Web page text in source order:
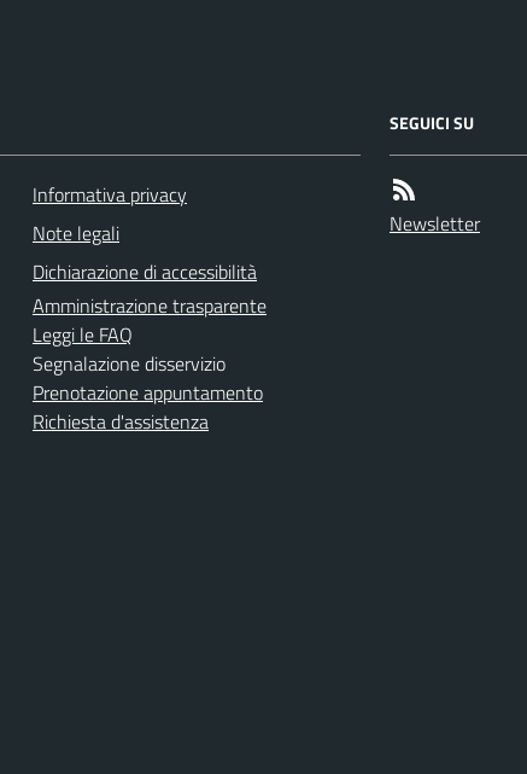
Informativa privacy
Note legali
Dichiarazione di accessibilità
Amministrazione trasparente
Leggi le FAQ
Segnalazione disservizio
Prenotazione appuntamento
Richiesta d'assistenza
SEGUICI SU
Newsletter